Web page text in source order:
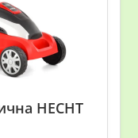
HECHT